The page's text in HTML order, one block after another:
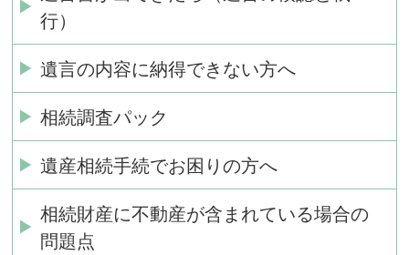
行）
遺言の内容に納得できない方へ
相続調査パック
遺産相続手続でお困りの方へ
相続財産に不動産が含まれている場合の
問題点